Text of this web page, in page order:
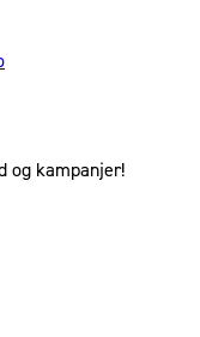
og kampanjer!